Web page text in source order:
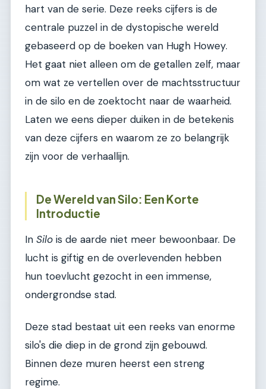
hart van de serie. Deze reeks cijfers is de
centrale puzzel in de dystopische wereld
gebaseerd op de boeken van Hugh Howey.
Het gaat niet alleen om de getallen zelf, maar
om wat ze vertellen over de machtsstructuur
in de silo en de zoektocht naar de waarheid.
Laten we eens dieper duiken in de betekenis
van deze cijfers en waarom ze zo belangrijk
zijn voor de verhaallijn.
De Wereld van Silo: Een Korte
Introductie
In Silo is de aarde niet meer bewoonbaar. De
lucht is giftig en de overlevenden hebben
hun toevlucht gezocht in een immense,
ondergrondse stad.
Deze stad bestaat uit een reeks van enorme
silo's die diep in de grond zijn gebouwd.
Binnen deze muren heerst een streng
regime.